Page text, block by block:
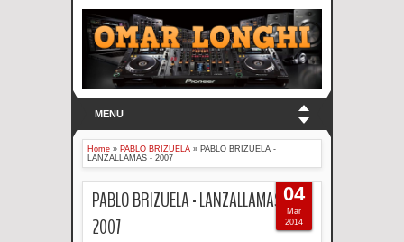
MENU
Home » PABLO BRIZUELA » PABLO BRIZUELA -
LANZALLAMAS - 2007
PABLO BRIZUELA - LANZALLAMAS -
2007
04
Mar
2014